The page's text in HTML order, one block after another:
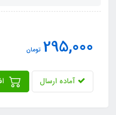
295,000 تومان
آماده ارسال